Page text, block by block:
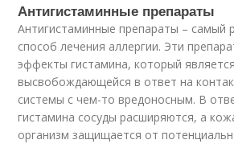
Антигистаминные препараты
Антигистаминные препараты – самый
способ лечения аллергии. Эти
эффекты гистамина, который
высвобождающейся в ответ на
системы с чем-то вредоносным. В
гистамина сосуды расширяются, а
организм защищается от